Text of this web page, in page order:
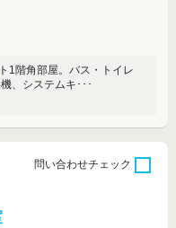
1階角部屋。バス・トイレ
、システムキ･･･
問い合わせチェック